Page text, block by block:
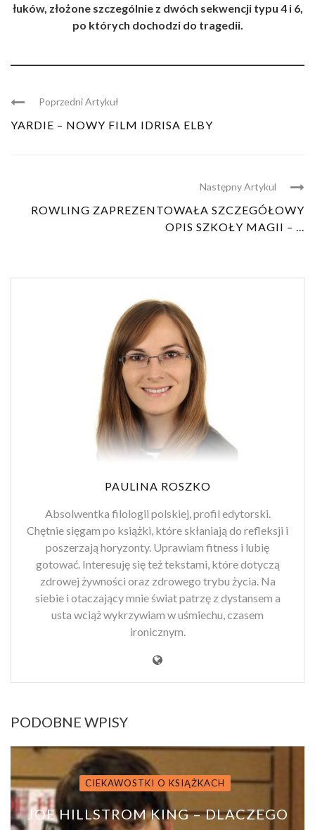
łuków, złożone szczególnie z dwóch sekwencji typu 4 i 6,
po których dochodzi do tragedii.
Poprzedni Artykuł
YARDIE – NOWY FILM IDRISA ELBY
Następny Artykul
ROWLING ZAPREZENTOWAŁA SZCZEGÓŁOWY
OPIS SZKOŁY MAGII – ...
PAULINA ROSZKO
Absolwentka filologii polskiej, profil edytorski.
Chętnie sięgam po książki, które skłaniają do refleksji i
poszerzają horyzonty. Uprawiam fitness i lubię
gotować. Interesuję się też tekstami, które dotyczą
zdrowej żywności oraz zdrowego trybu życia. Na
siebie i otaczający mnie świat patrzę z dystansem a
usta wciąż wykrzywiam w uśmiechu, czasem
ironicznym.
PODOBNE WPISY
CIEKAWOSTKI O KSIĄŻKACH
JOE HILLSTROM KING – DLACZEGO